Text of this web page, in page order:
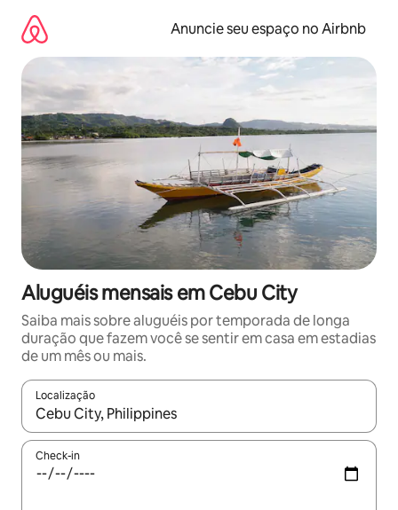
para
conteúdo
Anuncie seu espaço no Airbnb
Aluguéis mensais em Cebu City
Saiba mais sobre aluguéis por temporada de longa
duração que fazem você se sentir em casa em estadias
de um mês ou mais.
Localização
Quando os resultados estiverem disponíveis, explore-os
Check-in